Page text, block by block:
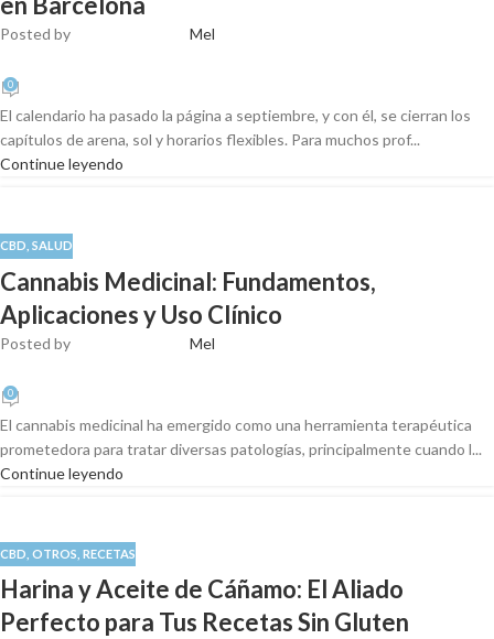
Posted by Mel
0
El calendario ha pasado la página a septiembre, y con él, se cierran los
capítulos de arena, sol y horarios flexibles. Para muchos prof...
Continue leyendo
CBD SALUD
Cannabis Medicinal: Fundamentos,
Aplicaciones y Uso Clínico
Posted by Mel
0
El cannabis medicinal ha emergido como una herramienta terapéutica
prometedora para tratar diversas patologías, principalmente cuando l...
Continue leyendo
CBD OTROS RECETAS
Harina y Aceite de Cáñamo: El Aliado
Perfecto para Tus Recetas Sin Gluten